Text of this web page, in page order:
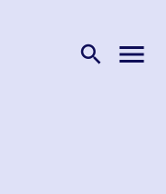
search menu